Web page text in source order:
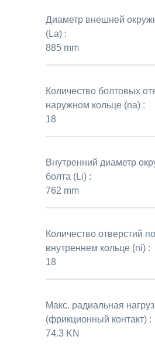
Диаметр внешней
(La) :
885 mm
Количество болтовых
наружном кольце (na) :
18
Внутренний диаметр
болта (Li) :
762 mm
Количество отверстий
внутреннем кольце (ni) :
18
Макс. радиальная
(фрикционный контакт) :
74.3 KN